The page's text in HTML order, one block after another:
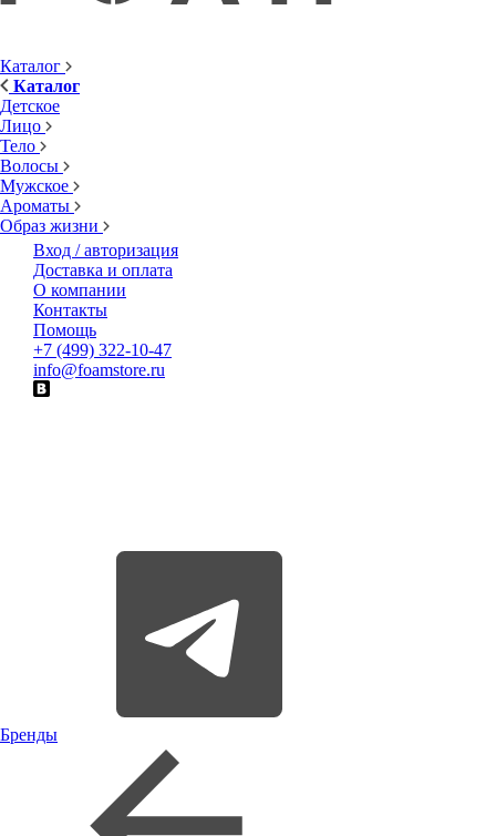
Каталог
Каталог
Детское
Лицо
Тело
Волосы
Мужское
Ароматы
Образ жизни
Вход / авторизация
Доставка и оплата
О компании
Контакты
Помощь
+7 (499) 322-10-47
info@foamstore.ru
Бренды